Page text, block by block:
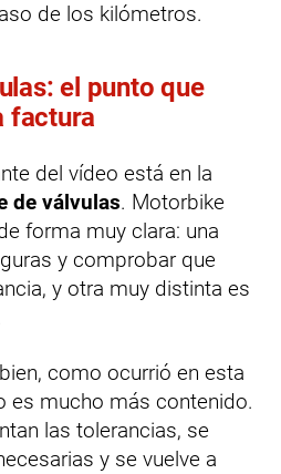
de los kilómetros.
el punto que
factura
del vídeo está en la
de válvulas. Motorbike
forma muy clara: una
y comprobar que
y otra muy distinta es
como ocurrió en esta
es mucho más contenido.
las tolerancias, se
y se vuelve a